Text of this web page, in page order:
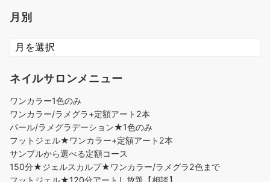
月別
ネイルサロンメニュー
ワンカラー1色のみ
ワンカラー/ラメグラ+定額アート2本
パール/ラメグラデーション★1色のみ
フットジェル★ワンカラー+定額アート2本
サンプルから選べる定額コース
150分★ジェルスカルプ★ワンカラー/ラメグラ2色まで
フットジェル★120分アートし放題【相談】